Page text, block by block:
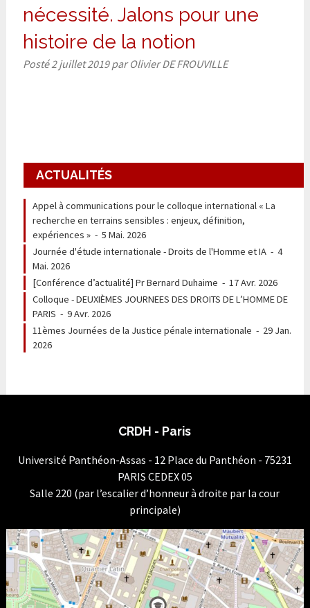
nécessité. Jalons pour une
histoire de la notion
Posté2 juillet 2019 par Olivier DE FROUVILLE
ACTUALITÉS
Appel à communications pour le colloque international « La
recherche en terrains sensibles : enjeux, définition,
expériences »- 5 Mai. 2026
Journée d'étude internationale - Droits de l'Homme et IA- 4
Mai. 2026
[Conférence d’actualité] Pr Bernard Duhaime - 17 Avr. 2026
Colloque - DEUXIÈMES JOURNEES DES DROITS DE L’HOMME DE
PARIS - 9 Avr. 2026
11èmes Journées de la Justice pénale internationale - 29 Jan.
2026
CRDH - Paris
Université Panthéon-Assas - 12 Place du Panthéon - 75231
PARIS CEDEX 05
Salle 220 (par l’escalier d’honneur à droite par la cour
principale)